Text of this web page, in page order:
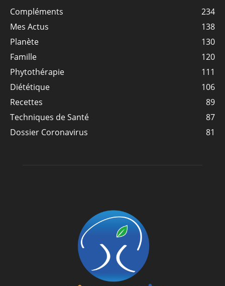
Compléments
234
Mes Actus
138
Planète
130
Famille
120
Phytothérapie
111
Diététique
106
Recettes
89
Techniques de Santé
87
Dossier Coronavirus
81